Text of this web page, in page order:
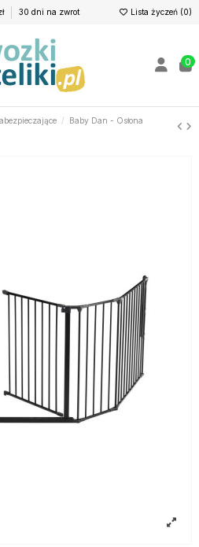
30 dni na zwrot Lista życzeń (0)
0
Baby Dan - Osłona